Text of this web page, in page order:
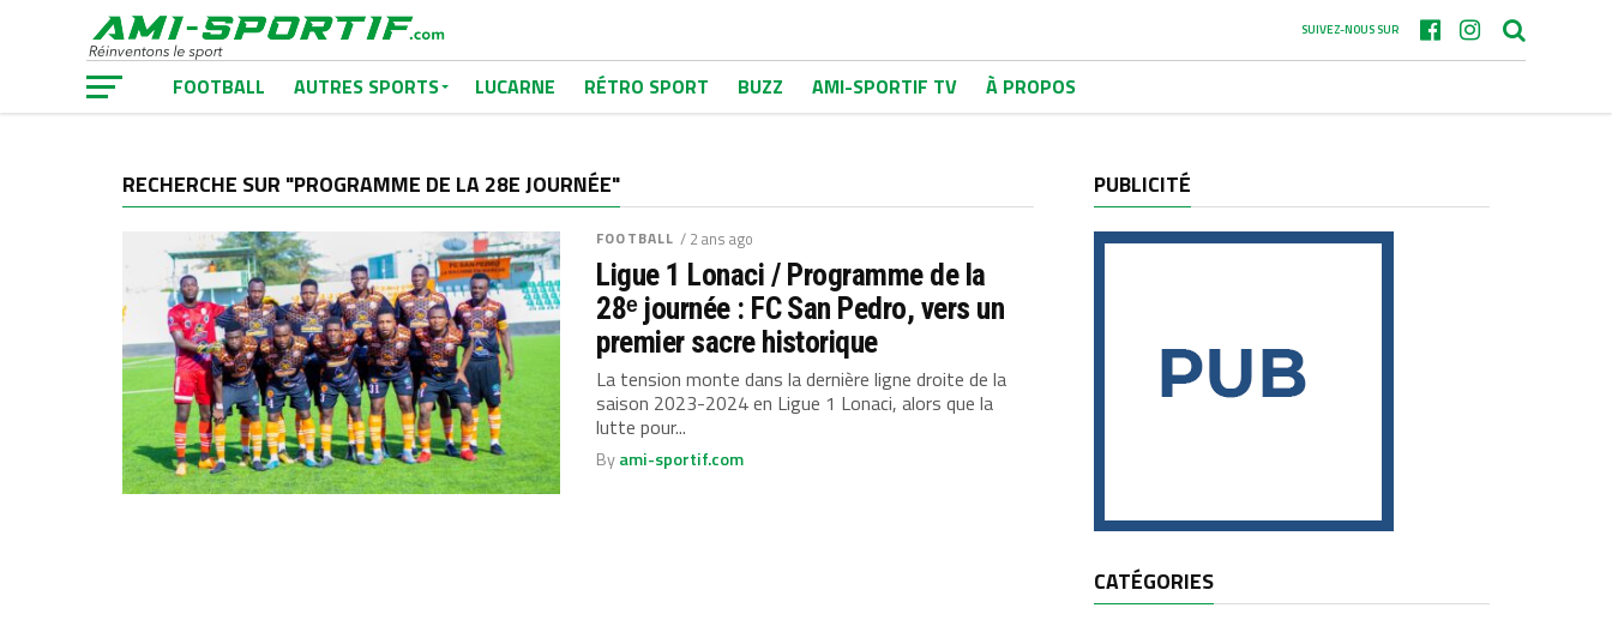
SUIVEZ-NOUS SUR
FOOTBALL AUTRES SPORTS LUCARNE RÉTRO SPORT BUZZ AMI-SPORTIF TV À PROPOS
RECHERCHE SUR "PROGRAMME DE LA 28E JOURNÉE"
FOOTBALL / 2 ans ago
Ligue 1 Lonaci / Programme de la
28ᵉ journée : FC San Pedro, vers un
premier sacre historique
La tension monte dans la dernière ligne droite de la
saison 2023-2024 en Ligue 1 Lonaci, alors que la
lutte pour...
Byami-sportif.com
PUBLICITÉ
CATÉGORIES